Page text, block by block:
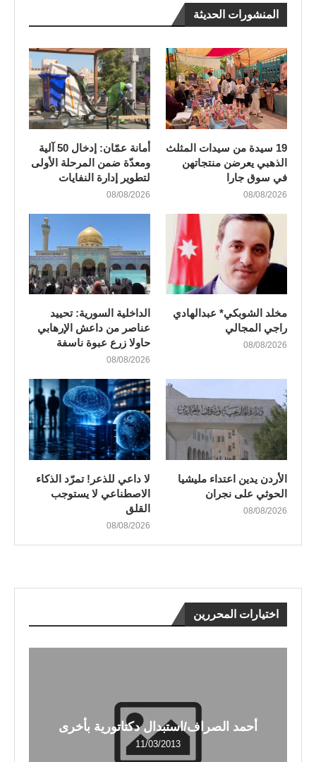
المنشورات الحديثة
19 سيدة من سيدات المثلث
الذهبي يعرضن منتجاتهن
في سوق جارا
08/08/2026
أمانة عمّان: إدخال 50 آلية
ومعدّة ضمن المرحلة الأولى
لتطوير إدارة النفايات
08/08/2026
مخلد الشوبكي* عبدالهادي
راجي المجالي
08/08/2026
الداخلية السورية: تحييد
عناصر من داعش الإرهابي
حاولا زرع عبوة ناسفة
08/08/2026
الأردن يدين اعتداء مليشيا
الحوثي على نجران
08/08/2026
لا داعي للذعر! تمرّد الذكاء
الاصطناعي لا يستوجب
القلق
08/08/2026
اختيارات المحررين
أحمد الصراف/استبدال دكتاتورية بأخرى
11/03/2013